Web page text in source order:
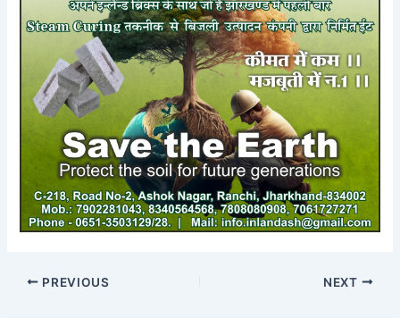
PREVIOUS NEXT